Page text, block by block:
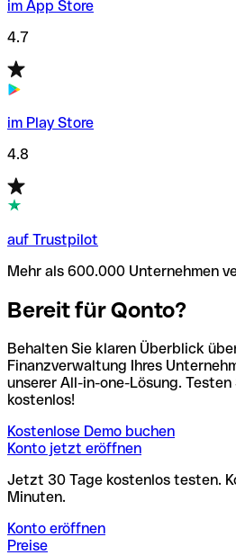
im App Store
4.7
im Play Store
4.8
auf Trustpilot
Mehr als 600.000 Unternehmen
Bereit für Qonto?
Behalten Sie klaren Überblick
Finanzverwaltung Ihres
unserer All-in-one-Lösung.
kostenlos!
Kostenlose Demo buchen
Konto jetzt eröffnen
Jetzt 30 Tage kostenlos testen.
Minuten.
Konto eröffnen
Preise